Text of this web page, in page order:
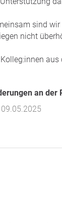
sind
nicht
Kolleg:innen
an der